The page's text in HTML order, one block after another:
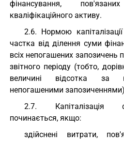
фінансування,
кваліфікаційного активу.
2.6. Нормою
частка від ділення суми
всіх непогашених запозичень
звітного періоду (тобто,
величині відсотка за
непогашеними
2.7. Капіталізація
починається, якщо:
здійснені витрати,